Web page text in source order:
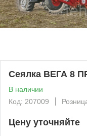
Cеялка ВЕГА 8
В наличии
Код: 207009
Цену уточняйте